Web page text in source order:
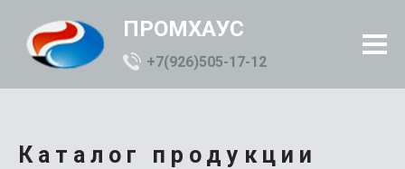
ПРОМХАУС
+7(926)505-17-12
Каталог продукции